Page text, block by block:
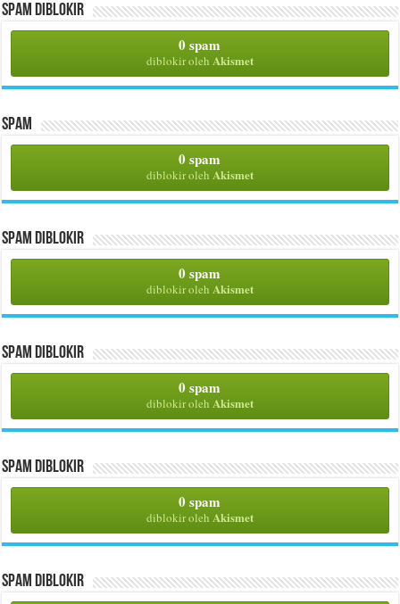
Spam Diblokir
0 spam
diblokir oleh Akismet
Spam
0 spam
diblokir oleh Akismet
Spam Diblokir
0 spam
diblokir oleh Akismet
Spam Diblokir
0 spam
diblokir oleh Akismet
Spam Diblokir
0 spam
diblokir oleh Akismet
Spam Diblokir